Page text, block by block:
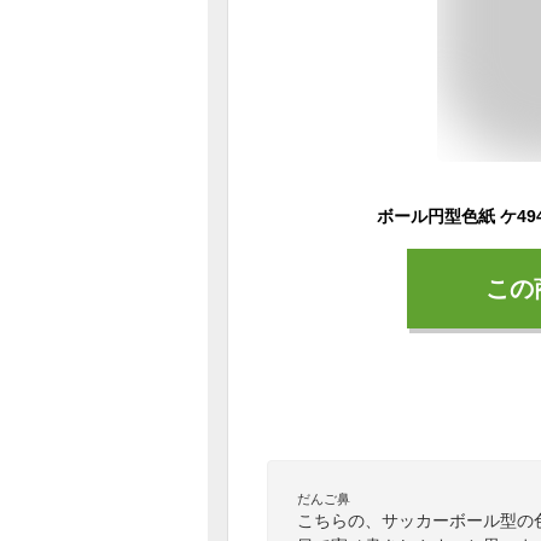
ボール円型色紙 ケ
こ
だんご鼻
こちらの、サッカーボール型